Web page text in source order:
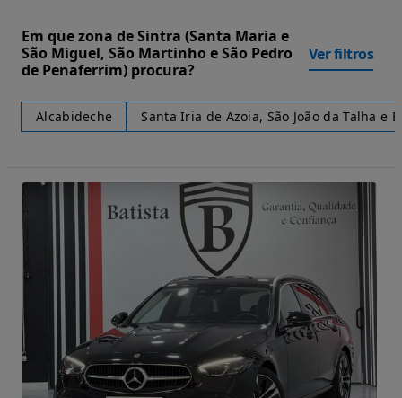
Em que zona de Sintra (Santa Maria e
São Miguel, São Martinho e São Pedro
de Penaferrim) procura?
Ver filtros
Alcabideche Santa Iria de Azoia, São João da Talha e